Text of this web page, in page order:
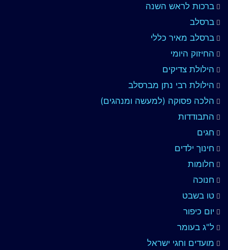
ברכות לראש השנה
ברסלב
ברסלב מאיר כללי
החיזוק היומי
הילולת צדיקים
הילולת רבי נתן מברסלב
הלכה פסוקה (למעשה ומנהגים)
התבודדות
חגים
חינוך ילדים
חלומות
חנוכה
טו בשבט
יום כיפור
ל"ג בעומר
מועדים וחגי ישראל